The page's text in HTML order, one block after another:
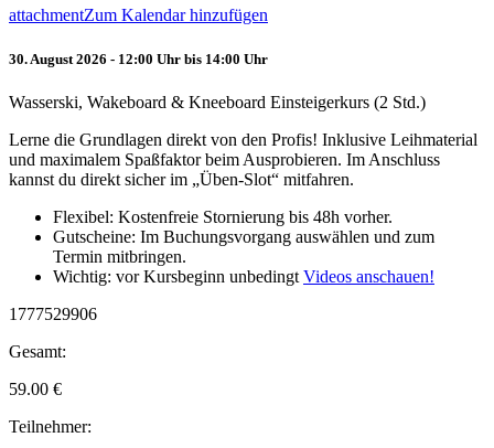
attachmentZum Kalendar hinzufügen
30. August 2026 - 12:00 Uhr bis 14:00 Uhr
Wasserski, Wakeboard & Kneeboard Einsteigerkurs (2 Std.)
Lerne die Grundlagen direkt von den Profis! Inklusive Leihmaterial
und maximalem Spaßfaktor beim Ausprobieren. Im Anschluss
kannst du direkt sicher im „Üben-Slot“ mitfahren.
Flexibel: Kostenfreie Stornierung bis 48h vorher.
Gutscheine: Im Buchungsvorgang auswählen und zum
Termin mitbringen.
Wichtig: vor Kursbeginn unbedingt Videos anschauen!
1777529906
Gesamt:
59.00 €
Teilnehmer: